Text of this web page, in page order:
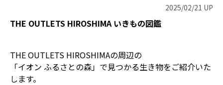
2025/02/21 UP
THE OUTLETS HIROSHIMA いきもの図鑑
THE OUTLETS HIROSHIMAの周辺の
「イオン ふるさとの森」で見つかる生き物をご紹介いた
します。